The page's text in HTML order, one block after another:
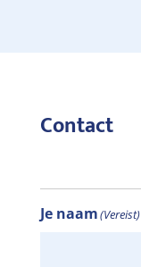
Contact
Je naam(Vereist)